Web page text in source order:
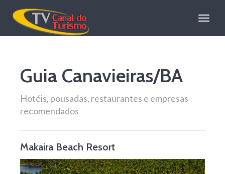
Tv
do
Turismo!
Guia Canavieiras/BA
Hotéis, pousadas, restaurantes e empresas
recomendados
Makaira Beach Resort